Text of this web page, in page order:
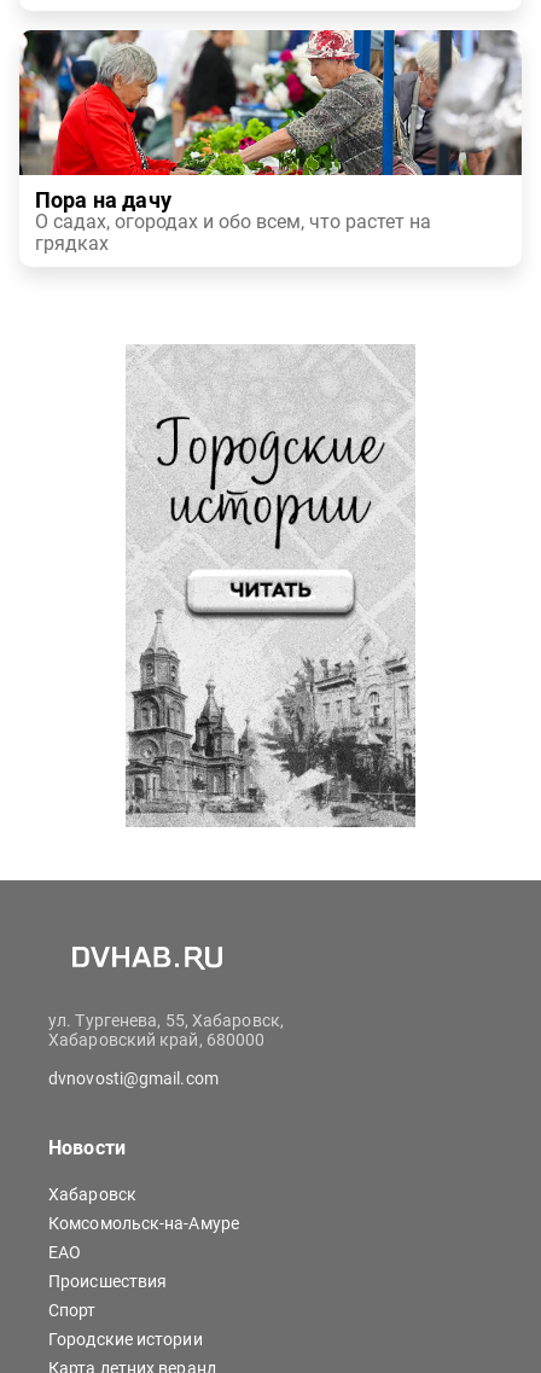
Пора на дачу
О садах, огородах и обо всем, что растет на
грядках
ул. Тургенева, 55, Хабаровск,
Хабаровский край, 680000
dvnovosti@gmail.com
Новости
Хабаровск
Комсомольск-на-Амуре
ЕАО
Происшествия
Спорт
Городские истории
Карта летних веранд